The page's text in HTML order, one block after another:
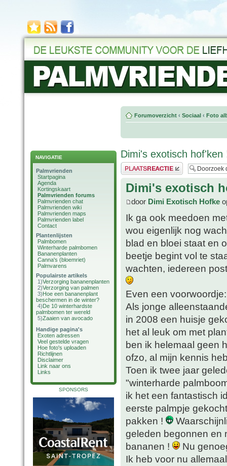
NAVIGATIE
Palmvrienden
Startpagina
Agenda
Kortingskaart
Palmvrienden forums
Palmvrienden chat
Palmvrienden wiki
Palmvrienden maps
Palmvrienden label
Contact
Plantenlijsten
Palmbomen
Winterharde palmbomen
Bananenplanten
Canna's (bloemriet)
Palmvarens
Populairste artikels
1)Verzorging bananenplanten
2)Verzorging van palmen
3)Hoe een bananenplant
beschermen in de winter?
4)De 10 winterhardste
palmbomen ter wereld
5)Zaaien van avocado
Handige pagina's
Exoten adressen
Veel gestelde vragen
Hoe foto's uploaden
Richtlijnen
Disclaimer
Link naar ons
Links
SPONSORS
Forumoverzicht ‹ Sociaal ‹ Foto
Dimi's exotisch hof'ken
Plaats een reactie
Dimi's exotisch
door Dimi Exotisch Hofke
Ik ga ook meedoen
wou eigenlijk nog
blad en bloei staat en
beetje begint vol te
wachten, iedereen
Even een voorwoordje:
Als jonge
in 2008 een huisje
het al leuk om met
ben ik helemaal geen
ofzo, al mijn kennis
Toen ik twee jaar
"winterharde
ik het een fantastisch
eerste palmpje
pakken !
geleden begonnen en
bananen !
Nu
Ik heb voor nu